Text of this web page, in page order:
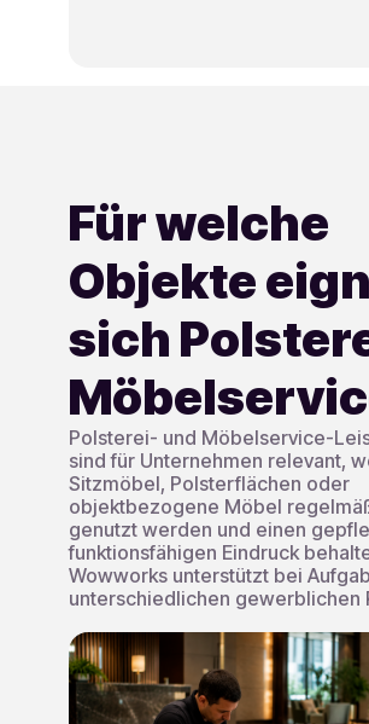
Für welche
Objekte
sich
Polsterei- und Möbelservice-
sind für Unternehmen relevant,
Sitzmöbel, Polsterflächen oder
objektbezogene Möbel
genutzt werden und einen
funktionsfähigen Eindruck
Wowworks unterstützt bei
unterschiedlichen gewerblichen